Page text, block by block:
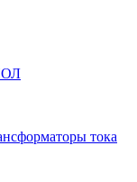
тока